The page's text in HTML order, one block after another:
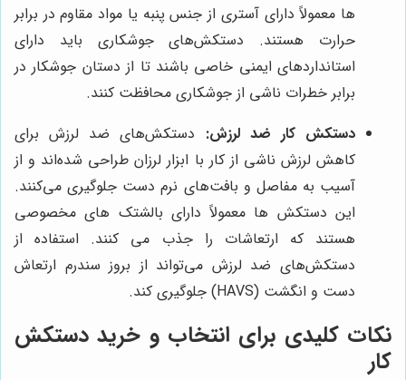
ها معمولاً دارای آستری از جنس پنبه یا مواد مقاوم در برابر
حرارت هستند. دستکش‌های جوشکاری باید دارای
استانداردهای ایمنی خاصی باشند تا از دستان جوشکار در
برابر خطرات ناشی از جوشکاری محافظت کنند.
دستکش کار ضد لرزش: دستکش‌های ضد لرزش برای
کاهش لرزش ناشی از کار با ابزار لرزان طراحی شده‌اند و از
آسیب به مفاصل و بافت‌های نرم دست جلوگیری می‌کنند.
این دستکش ها معمولاً دارای بالشتک های مخصوصی
هستند که ارتعاشات را جذب می کنند. استفاده از
دستکش‌های ضد لرزش می‌تواند از بروز سندرم ارتعاش
دست و انگشت (HAVS) جلوگیری کند.
نکات کلیدی برای انتخاب و خرید دستکش
کار